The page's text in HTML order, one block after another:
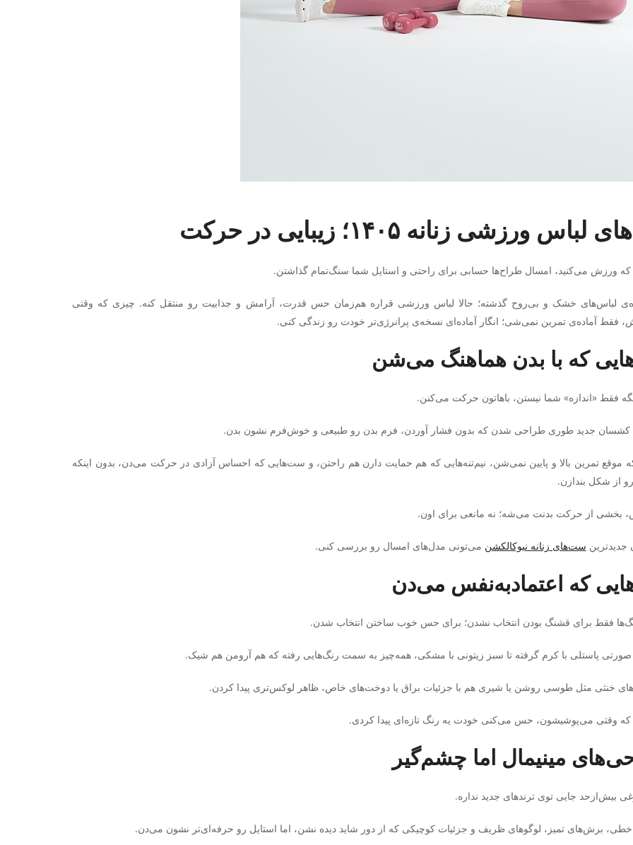
لباس ورزشی زنانه ۱۴۰۵؛ زیبایی در حرکت
که ورزش می‌کنید، امسال طراح‌ها حسابی برای راحتی و استایل شما سنگ‌تمام گذاشتن.
لباس‌های خشک و بی‌روح گذشته؛ حالا لباس ورزشی قراره هم‌زمان حس قدرت، آرامش و جذابیت رو منتقل کنه. چیزی که وقتی
فقط آماده‌ی تمرین نمی‌شی؛ انگار آماده‌ای نسخه‌ی پرانرژی‌تر خودت رو زندگی کنی.
که با بدن هماهنگ می‌شن
فقط «اندازه» شما نیستن، باهاتون حرکت می‌کنن.
کشسان جدید طوری طراحی شدن که بدون فشار آوردن، فرم بدن رو طبیعی و خوش‌فرم نشون بدن.
موقع تمرین بالا و پایین نمی‌شن، نیم‌تنه‌هایی که هم حمایت دارن هم راحتن، و ست‌هایی که احساس آزادی در حرکت می‌دن، بدون اینکه
از شکل بندازن.
بخشی از حرکت بدنت می‌شه؛ نه مانعی برای اون.
جدیدترین ست‌های زنانه نیوکالکشن می‌تونی مدل‌های امسال رو بررسی کنی.
که اعتمادبه‌نفس می‌دن
فقط برای قشنگ بودن انتخاب نشدن؛ برای حس خوب ساختن انتخاب شدن.
صورتی پاستلی با کرم گرفته تا سبز زیتونی با مشکی، همه‌چیز به سمت رنگ‌هایی رفته که هم آرومن هم شیک.
خنثی مثل طوسی روشن یا شیری هم با جزئیات براق یا دوخت‌های خاص، ظاهر لوکس‌تری پیدا کردن.
وقتی می‌پوشیشون، حس می‌کنی خودت یه رنگ تازه‌ای پیدا کردی.
مینیمال اما چشم‌گیر
بیش‌ازحد جایی توی ترندهای جدید نداره.
برش‌های تمیز، لوگوهای ظریف و جزئیات کوچیکی که از دور شاید دیده نشن، اما استایل رو حرفه‌ای‌تر نشون می‌دن.